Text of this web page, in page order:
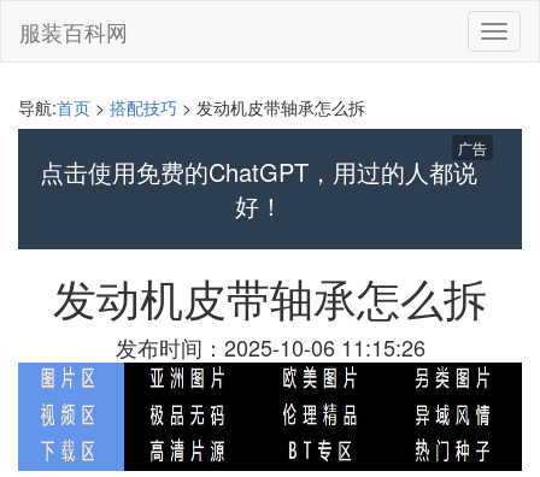
切
换
服装百科网
导航:首页 > 搭配技巧 > 发动机皮带轴承怎么拆
点击使用免费的ChatGPT，用过的人都说
好！
广告
发动机皮带轴承怎么拆
发布时间：2025-10-06 11:15:26